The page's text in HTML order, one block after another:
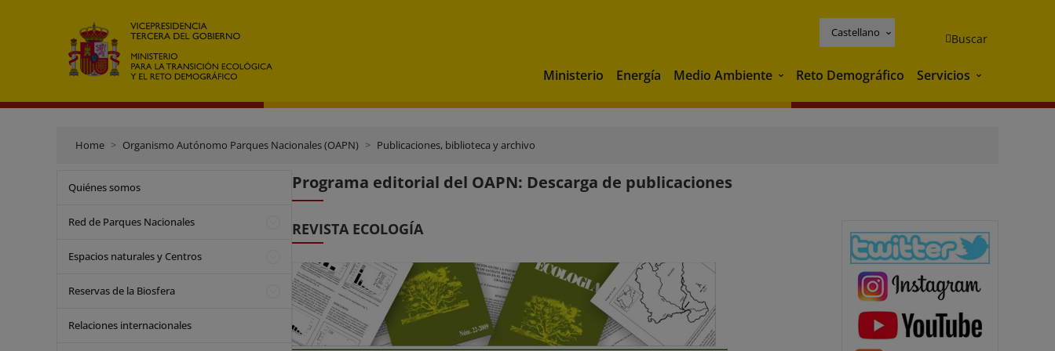
Castellano Buscar
Ministerio Energía Medio Ambiente Medio Ambiente
Reto Demográfico Servicios Servicios
Home Organismo Autónomo Parques Nacionales (OAPN) Publicaciones, biblioteca y archivo
Quiénes somos
Red de Parques Nacionales
Espacios naturales y Centros
Reservas de la Biosfera
Relaciones internacionales
Programa editorial del OAPN: Descarga de publicaciones
REVISTA ECOLOGÍA